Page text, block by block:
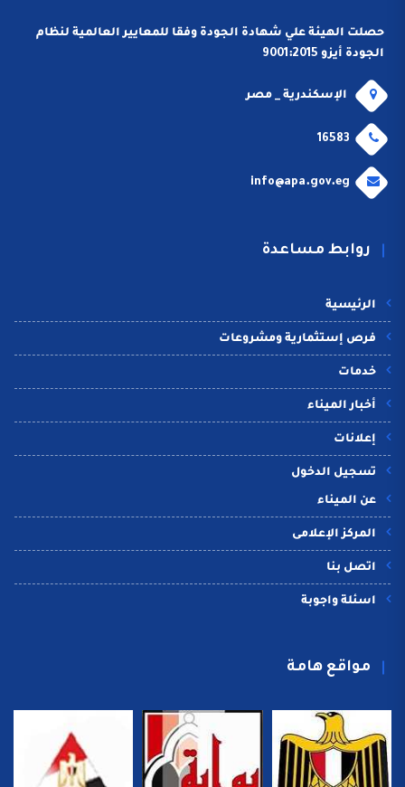
حصلت الهيئة علي شهادة الجودة وفقا للمعايير العالمية لنظام
الجودة أيزو 9001:2015
الإسكندرية _ مصر
16583
info@apa.gov.eg
روابط مساعدة
الرئيسية
فرص إستثمارية ومشروعات
خدمات
أخبار الميناء
إعلانات
تسجيل الدخول
عن الميناء
المركز الإعلامى
اتصل بنا
اسئلة واجوبة
مواقع هامة